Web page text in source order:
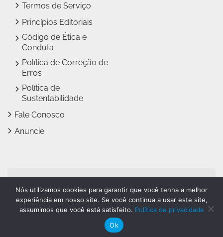
Termos de Serviço
Princípios Editoriais
Código de Ética e
Conduta
Política de Correção de
Erros
Política de
Sustentabilidade
Fale Conosco
Anuncie
Jundiaí Notícias faz parte
doGrupo Novo Dia
Nós utilizamos cookies para garantir que você tenha a melhor
experiência em nosso site. Se você continua a usar este site,
assumimos que você está satisfeito. Política de privacidade
Ok